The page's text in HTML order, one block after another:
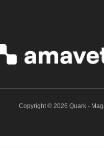
Copyright © 2026 Quark -